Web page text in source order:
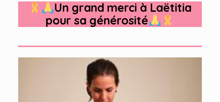
Un grand merci à Laëtitia
pour sa générosité